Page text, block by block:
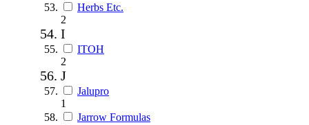
Herbs Etc.
2
I
ITOH
2
J
Jalupro
1
Jarrow Formulas